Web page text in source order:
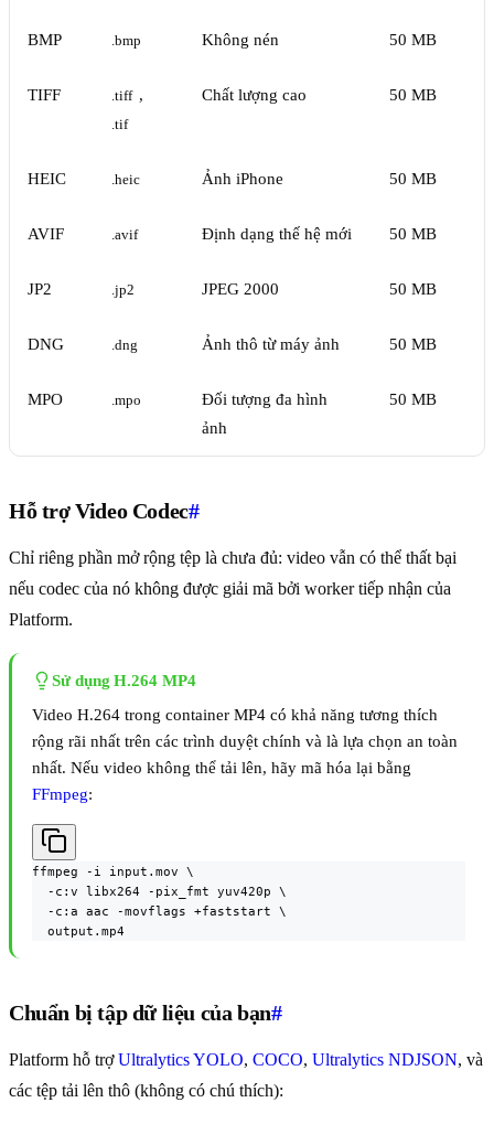
BMP .bmp Không nén 50 MB
TIFF .tiff ,
.tif
Chất lượng cao 50 MB
HEIC .heic Ảnh iPhone 50 MB
AVIF .avif Định dạng thế hệ mới 50 MB
JP2 .jp2 JPEG 2000 50 MB
DNG .dng Ảnh thô từ máy ảnh 50 MB
MPO .mpo
Đối tượng đa hình
ảnh
50 MB
Hỗ trợ Video Codec#
Chỉ riêng phần mở rộng tệp là chưa đủ: video vẫn có thể thất bại
nếu codec của nó không được giải mã bởi worker tiếp nhận của
Platform.
Sử dụng H.264 MP4
Video H.264 trong container MP4 có khả năng tương thích
rộng rãi nhất trên các trình duyệt chính và là lựa chọn an toàn
nhất. Nếu video không thể tải lên, hãy mã hóa lại bằng
FFmpeg:
ffmpeg -i input.mov \
  -c:v libx264 -pix_fmt yuv420p \
  -c:a aac -movflags +faststart \
  output.mp4
Chuẩn bị tập dữ liệu của bạn#
Platform hỗ trợUltralytics YOLO, COCO, Ultralytics NDJSON, và
các tệp tải lên thô (không có chú thích):